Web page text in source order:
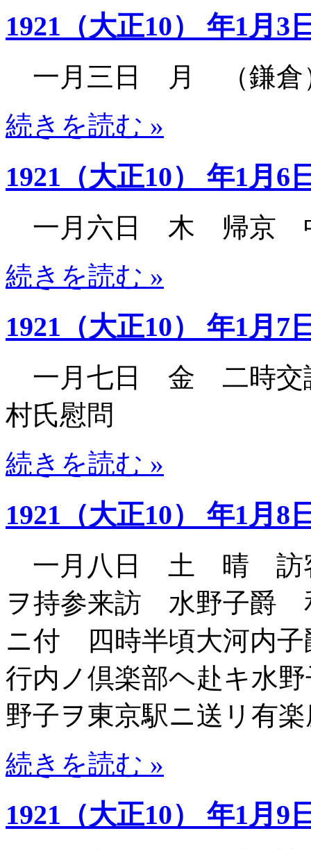
1921（大正10） 年1月3
一月三日 月 （鎌倉
続きを読む »
1921（大正10） 年1月6
一月六日 木 帰京
続きを読む »
1921（大正10） 年1月7
一月七日 金 二時
村氏慰問
続きを読む »
1921（大正10） 年1月8
一月八日 土 晴 訪
ヲ持参来訪 水野子爵
ニ付 四時半頃大河内子
行内ノ倶楽部ヘ赴キ
野子ヲ東京駅ニ送リ有
続きを読む »
1921（大正10） 年1月9